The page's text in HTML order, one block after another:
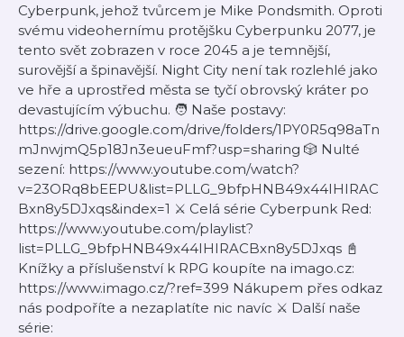
Cyberpunk, jehož tvůrcem je Mike Pondsmith. Oproti
svému videohernímu protějšku Cyberpunku 2077, je
tento svět zobrazen v roce 2045 a je temnější,
surovější a špinavější. Night City není tak rozlehlé jako
ve hře a uprostřed města se tyčí obrovský kráter po
devastujícím výbuchu. 🧑 Naše postavy:
https://drive.google.com/drive/folders/1PY0R5q98aTn
mJnwjmQ5p18Jn3eueuFmf?usp=sharing 🎲 Nulté
sezení: https://www.youtube.com/watch?
v=23ORq8bEEPU&list=PLLG_9bfpHNB49x44IHIRAC
Bxn8y5DJxqs&index=1 ⚔️ Celá série Cyberpunk Red:
https://www.youtube.com/playlist?
list=PLLG_9bfpHNB49x44IHIRACBxn8y5DJxqs 📓
Knížky a příslušenství k RPG koupíte na imago.cz:
https://www.imago.cz/?ref=399 Nákupem přes odkaz
nás podpoříte a nezaplatíte nic navíc ⚔️ Další naše
série: